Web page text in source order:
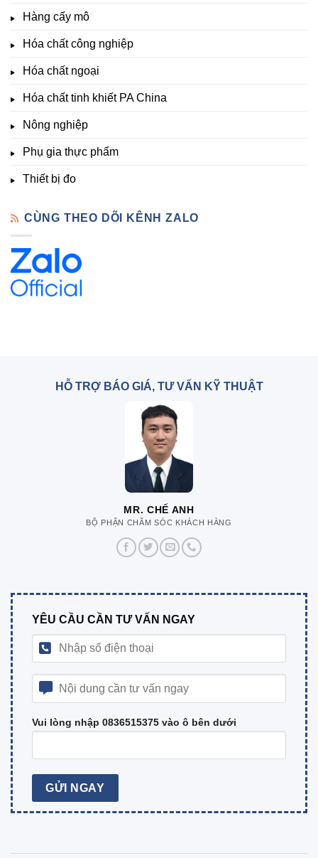
Chất
Hàng cấy mô
Hóa chất công nghiệp
Hóa chất ngoại
Hóa chất tinh khiết PA China
Nông nghiệp
Phụ gia thực phẩm
Thiết bị đo
CÙNG THEO DÕI KÊNH ZALO
HỖ TRỢ BÁO GIÁ, TƯ VẤN KỸ THUẬT
MR. CHẾ ANH
BỘ PHẬN CHĂM SÓC KHÁCH HÀNG
YÊU CẦU CẦN TƯ VẤN NGAY
Vui lòng nhập 0836515375 vào ô bên dưới